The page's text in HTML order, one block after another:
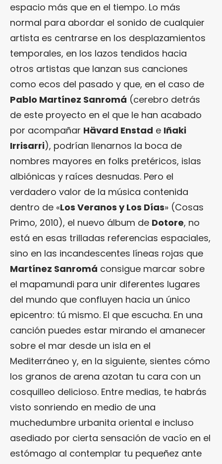
espacio más que en el tiempo. Lo más
normal para abordar el sonido de cualquier
artista es centrarse en los desplazamientos
temporales, en los lazos tendidos hacia
otros artistas que lanzan sus canciones
como ecos del pasado y que, en el caso de
Pablo Martínez Sanromá (cerebro detrás
de este proyecto en el que le han acabado
por acompañar Hävard Enstad e Iñaki
Irrisarri), podrían llenarnos la boca de
nombres mayores en folks pretéricos, islas
albiónicas y raíces desnudas. Pero el
verdadero valor de la música contenida
dentro de «Los Veranos y Los Días» (Cosas
Primo, 2010), el nuevo álbum de Dotore, no
está en esas trilladas referencias espaciales,
sino en las incandescentes líneas rojas que
Martínez Sanromá consigue marcar sobre
el mapamundi para unir diferentes lugares
del mundo que confluyen hacia un único
epicentro: tú mismo. El que escucha. En una
canción puedes estar mirando el amanecer
sobre el mar desde un isla en el
Mediterráneo y, en la siguiente, sientes cómo
los granos de arena azotan tu cara con un
cosquilleo delicioso. Entre medias, te habrás
visto sonriendo en medio de una
muchedumbre urbanita oriental e incluso
asediado por cierta sensación de vacío en el
estómago al contemplar tu pequeñez ante